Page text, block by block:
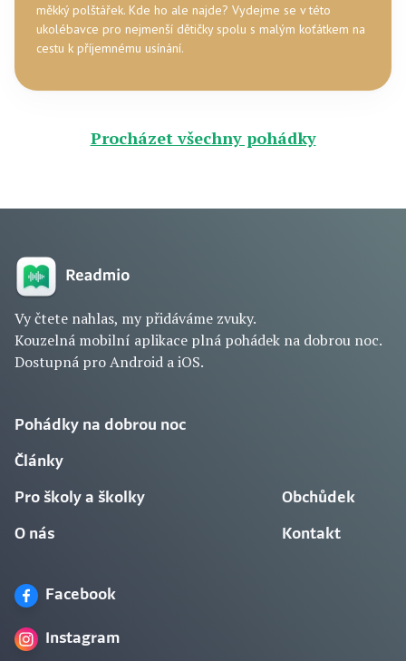
měkký polštářek. Kde ho ale najde? Vydejme se v této
ukolébavce pro nejmenší dětičky spolu s malým koťátkem na
cestu k příjemnému usínání.
Procházet všechny pohádky
Vy čtete nahlas, my přidáváme zvuky.
Kouzelná mobilní aplikace plná pohádek na dobrou noc.
Dostupná pro Android a iOS.
Pohádky na dobrou noc
Články
Pro školy a školky
O nás
Obchůdek
Kontakt
Facebook
Instagram